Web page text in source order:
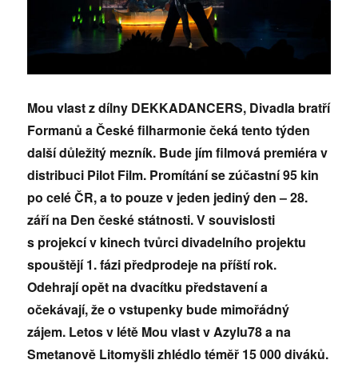
Mou vlast z dílny DEKKADANCERS, Divadla bratří
Formanů a České filharmonie čeká tento týden
další důležitý mezník. Bude jím filmová premiéra v
distribuci Pilot Film. Promítání se zúčastní 95 kin
po celé ČR, a to pouze v jeden jediný den – 28.
září na Den české státnosti. V souvislosti
s projekcí v kinech tvůrci divadelního projektu
spouštějí 1. fázi předprodeje na příští rok.
Odehrají opět na dvacítku představení a
očekávají, že o vstupenky bude mimořádný
zájem. Letos v létě Mou vlast v Azylu78 a na
Smetanově Litomyšli zhlédlo téměř 15 000 diváků.